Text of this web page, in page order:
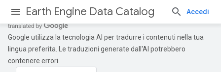
Earth Engine Data Catalog Accedi
Google utilizza la tecnologia AI per tradurre i contenuti nella tua
lingua preferita. Le traduzioni generate dall'AI potrebbero
contenere errori.